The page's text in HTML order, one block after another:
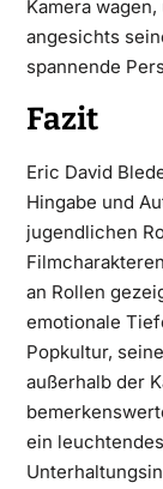
Kamera
angesichts
spannende
Fazit
Eric David
Hingabe und
jugendlichen
an Rollen
emotionale
Popkultur,
außerhalb der
ein